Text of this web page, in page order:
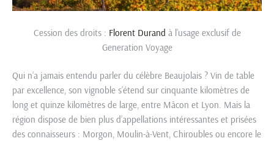
Cession des droits : Florent Durand à l’usage exclusif de
Generation Voyage
Qui n’a jamais entendu parler du célèbre Beaujolais ? Vin de table
par excellence, son vignoble s’étend sur cinquante kilomètres de
long et quinze kilomètres de large, entre Mâcon et Lyon. Mais la
région dispose de bien plus d’appellations intéressantes et prisées
des connaisseurs : Morgon, Moulin-à-Vent, Chiroubles ou encore le